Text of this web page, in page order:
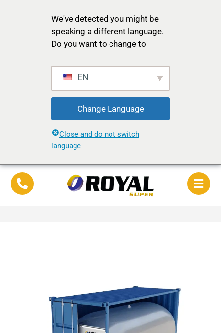
We've detected you might be
speaking a different language.
Do you want to change to:
EN
Change Language
Close and do not switch
language